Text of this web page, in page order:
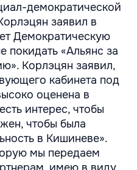
демократической
заявил в
Демократическую
покидать «Альянс за
Корлэцян заявил,
кабинета под
оценена в
интерес, чтобы
чтобы была
в Кишиневе».
мы передаем